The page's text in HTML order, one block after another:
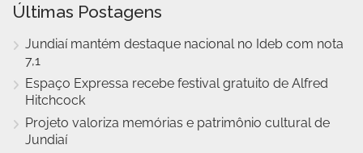
Últimas Postagens
Jundiaí mantém destaque nacional no Ideb com nota
7,1
Espaço Expressa recebe festival gratuito de Alfred
Hitchcock
Projeto valoriza memórias e patrimônio cultural de
Jundiaí